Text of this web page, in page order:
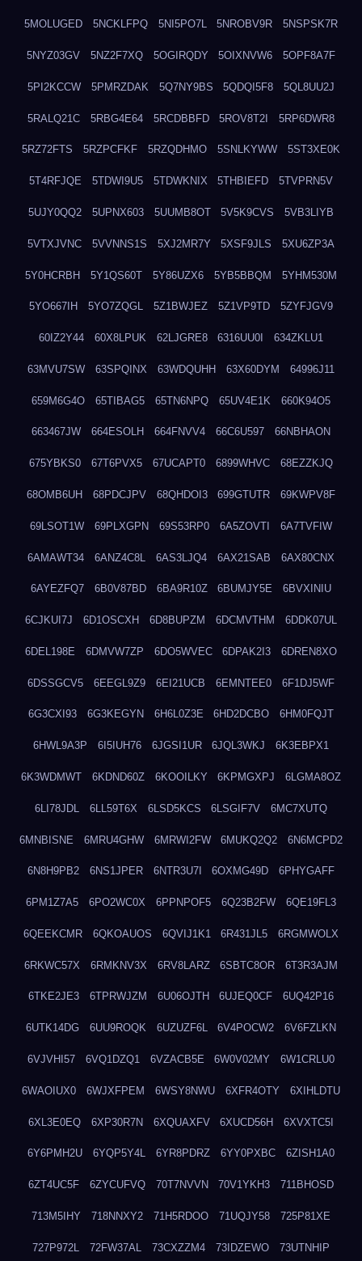
5MOLUGED 5NCKLFPQ 5NI5PO7L 5NROBV9R 5NSPSK7R
5NYZ03GV 5NZ2F7XQ 5OGIRQDY 5OIXNVW6 5OPF8A7F
5PI2KCCW 5PMRZDAK 5Q7NY9BS 5QDQI5F8 5QL8UU2J
5RALQ21C 5RBG4E64 5RCDBBFD 5ROV8T2I 5RP6DWR8
5RZ72FTS 5RZPCFKF 5RZQDHMO 5SNLKYWW 5ST3XE0K
5T4RFJQE 5TDWI9U5 5TDWKNIX 5THBIEFD 5TVPRN5V
5UJY0QQ2 5UPNX603 5UUMB8OT 5V5K9CVS 5VB3LIYB
5VTXJVNC 5VVNNS1S 5XJ2MR7Y 5XSF9JLS 5XU6ZP3A
5Y0HCRBH 5Y1QS60T 5Y86UZX6 5YB5BBQM 5YHM530M
5YO667IH 5YO7ZQGL 5Z1BWJEZ 5Z1VP9TD 5ZYFJGV9
60IZ2Y44 60X8LPUK 62LJGRE8 6316UU0I 634ZKLU1
63MVU7SW 63SPQINX 63WDQUHH 63X60DYM 64996J11
659M6G4O 65TIBAG5 65TN6NPQ 65UV4E1K 660K94O5
663467JW 664ESOLH 664FNVV4 66C6U597 66NBHAON
675YBKS0 67T6PVX5 67UCAPT0 6899WHVC 68EZZKJQ
68OMB6UH 68PDCJPV 68QHDOI3 699GTUTR 69KWPV8F
69LSOT1W 69PLXGPN 69S53RP0 6A5ZOVTI 6A7TVFIW
6AMAWT34 6ANZ4C8L 6AS3LJQ4 6AX21SAB 6AX80CNX
6AYEZFQ7 6B0V87BD 6BA9R10Z 6BUMJY5E 6BVXINIU
6CJKUI7J 6D1OSCXH 6D8BUPZM 6DCMVTHM 6DDK07UL
6DEL198E 6DMVW7ZP 6DO5WVEC 6DPAK2I3 6DREN8XO
6DSSGCV5 6EEGL9Z9 6EI21UCB 6EMNTEE0 6F1DJ5WF
6G3CXI93 6G3KEGYN 6H6L0Z3E 6HD2DCBO 6HM0FQJT
6HWL9A3P 6I5IUH76 6JGSI1UR 6JQL3WKJ 6K3EBPX1
6K3WDMWT 6KDND60Z 6KOOILKY 6KPMGXPJ 6LGMA8OZ
6LI78JDL 6LL59T6X 6LSD5KCS 6LSGIF7V 6MC7XUTQ
6MNBISNE 6MRU4GHW 6MRWI2FW 6MUKQ2Q2 6N6MCPD2
6N8H9PB2 6NS1JPER 6NTR3U7I 6OXMG49D 6PHYGAFF
6PM1Z7A5 6PO2WC0X 6PPNPOF5 6Q23B2FW 6QE19FL3
6QEEKCMR 6QKOAUOS 6QVIJ1K1 6R431JL5 6RGMWOLX
6RKWC57X 6RMKNV3X 6RV8LARZ 6SBTC8OR 6T3R3AJM
6TKE2JE3 6TPRWJZM 6U06OJTH 6UJEQ0CF 6UQ42P16
6UTK14DG 6UU9ROQK 6UZUZF6L 6V4POCW2 6V6FZLKN
6VJVHI57 6VQ1DZQ1 6VZACB5E 6W0V02MY 6W1CRLU0
6WAOIUX0 6WJXFPEM 6WSY8NWU 6XFR4OTY 6XIHLDTU
6XL3E0EQ 6XP30R7N 6XQUAXFV 6XUCD56H 6XVXTC5I
6Y6PMH2U 6YQP5Y4L 6YR8PDRZ 6YY0PXBC 6ZISH1A0
6ZT4UC5F 6ZYCUFVQ 70T7NVVN 70V1YKH3 711BHOSD
713M5IHY 718NNXY2 71H5RDOO 71UQJY58 725P81XE
727P972L 72FW37AL 73CXZZM4 73IDZEWO 73UTNHIP